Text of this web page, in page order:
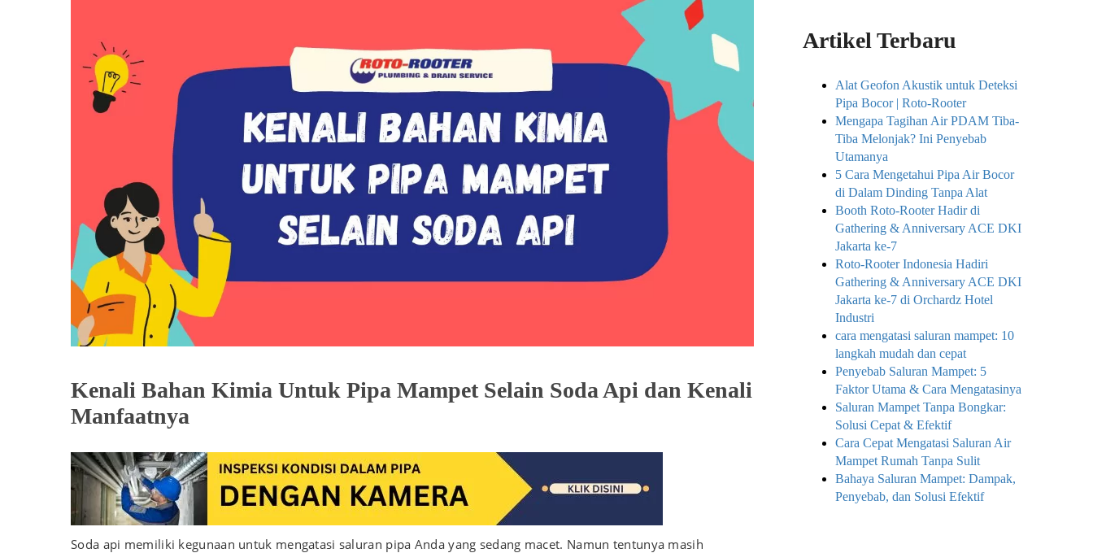
Kenali Bahan Kimia Untuk Pipa Mampet Selain Soda Api dan Kenali
Manfaatnya
Soda api memiliki kegunaan untuk mengatasi saluran pipa Anda yang sedang macet. Namun tentunya masih
Artikel Terbaru
Alat Geofon Akustik untuk Deteksi
Pipa Bocor | Roto-Rooter
Mengapa Tagihan Air PDAM Tiba-
Tiba Melonjak? Ini Penyebab
Utamanya
5 Cara Mengetahui Pipa Air Bocor
di Dalam Dinding Tanpa Alat
Booth Roto-Rooter Hadir di
Gathering & Anniversary ACE DKI
Jakarta ke-7
Roto-Rooter Indonesia Hadiri
Gathering & Anniversary ACE DKI
Jakarta ke-7 di Orchardz Hotel
Industri
cara mengatasi saluran mampet: 10
langkah mudah dan cepat
Penyebab Saluran Mampet: 5
Faktor Utama & Cara Mengatasinya
Saluran Mampet Tanpa Bongkar:
Solusi Cepat & Efektif
Cara Cepat Mengatasi Saluran Air
Mampet Rumah Tanpa Sulit
Bahaya Saluran Mampet: Dampak,
Penyebab, dan Solusi Efektif